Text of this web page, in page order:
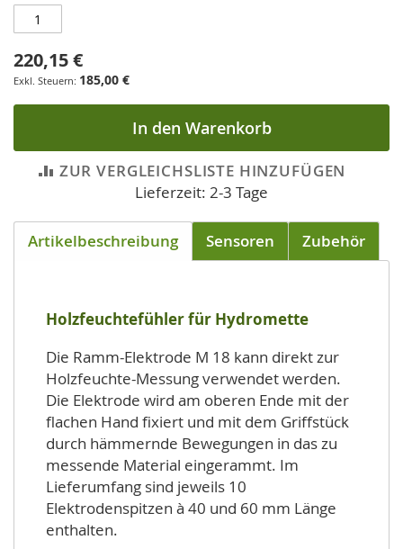
220,15 €
185,00 €
In den Warenkorb
ZUR VERGLEICHSLISTE HINZUFÜGEN
Lieferzeit: 2-3 Tage
Artikelbeschreibung Sensoren Zubehör
Holzfeuchtefühler für Hydromette
Die Ramm-Elektrode M 18 kann direkt zur
Holzfeuchte-Messung verwendet werden.
Die Elektrode wird am oberen Ende mit der
flachen Hand fixiert und mit dem Griffstück
durch hämmernde Bewegungen in das zu
messende Material eingerammt. Im
Lieferumfang sind jeweils 10
Elektrodenspitzen à 40 und 60 mm Länge
enthalten.